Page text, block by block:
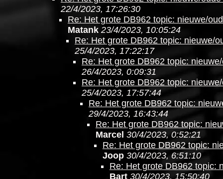
22/4/2023, 17:26:30
Re: Het grote DB962 topic: nieuwe/
Matank 23/4/2023, 10:05:24
Re: Het grote DB962 topic: nieuwe/
25/4/2023, 17:22:17
Re: Het grote DB962 topic:
26/4/2023, 0:09:31
Re: Het grote DB962 topic:
25/4/2023, 17:57:44
Re: Het grote DB962 topic:
29/4/2023, 16:43:44
Re: Het grote DB962 topic:
Marcel 30/4/2023, 0:52:21
Re: Het grote DB962 topic:
Joop 30/4/2023, 6:51:10
Re: Het grote DB962 topic:
Bart 30/4/2023, 15:50:40